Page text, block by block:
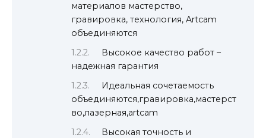
материалов мастерство,
гравировка, технология, Artcam
объединяются
Высокое качество работ –
надежная гарантия
Идеальная сочетаемость
объединяются,гравировка,мастерст
во,лазерная,artcam
Высокая точность и